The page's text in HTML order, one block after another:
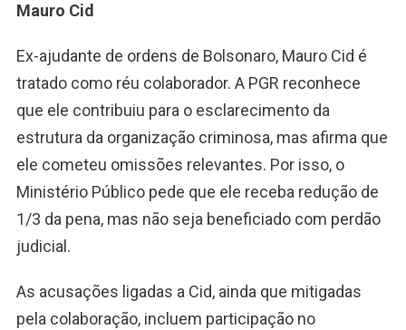
Mauro Cid
Ex-ajudante de ordens de Bolsonaro, Mauro Cid é
tratado como réu colaborador. A PGR reconhece
que ele contribuiu para o esclarecimento da
estrutura da organização criminosa, mas afirma que
ele cometeu omissões relevantes. Por isso, o
Ministério Público pede que ele receba redução de
1/3 da pena, mas não seja beneficiado com perdão
judicial.
As acusações ligadas a Cid, ainda que mitigadas
pela colaboração, incluem participação no